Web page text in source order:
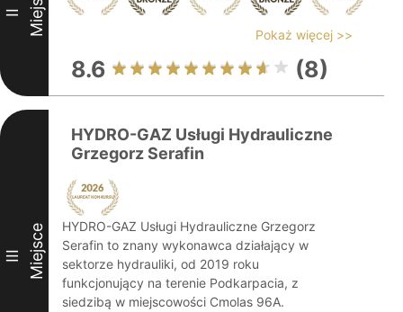
II
Pokaż więcej >>
8.6 (8)
III Miejsce
HYDRO-GAZ Usługi Hydrauliczne
Grzegorz Serafin
HYDRO-GAZ Usługi Hydrauliczne Grzegorz
Serafin to znany wykonawca działający w
sektorze hydrauliki, od 2019 roku
funkcjonujący na terenie Podkarpacia, z
siedzibą w miejscowości Cmolas 96A.